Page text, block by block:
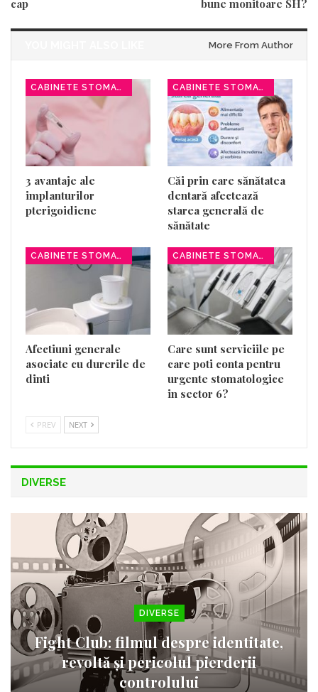
cap bune monitoare SH?
More From Author
CABINETE STOMATOLOGICE
3 avantaje ale
implanturilor
pterigoidiene
CABINETE STOMATOLOGICE
Căi prin care sănătatea
dentară afectează
starea generală de
sănătate
CABINETE STOMATOLOGICE
Afectiuni generale
asociate cu durerile de
dinti
CABINETE STOMATOLOGICE
Care sunt serviciile pe
care poti conta pentru
urgente stomatologice
in sector 6?
PREV NEXT
DIVERSE
DIVERSE
Fight Club: filmul despre identitate,
revoltă și pericolul pierderii
controlului